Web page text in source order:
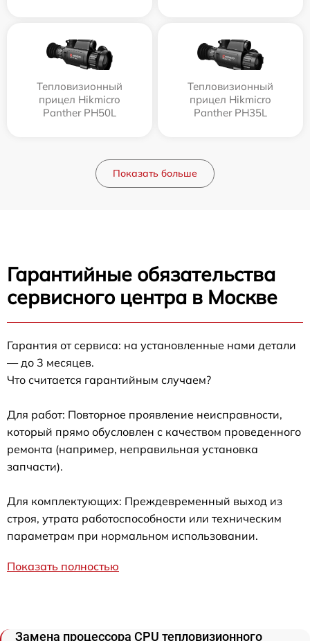
Тепловизионный
прицел Hikmicro
Panther PH50L
Тепловизионный
прицел Hikmicro
Panther PH35L
Показать больше
Гарантийные обязательства
сервисного центра в Москве
Гарантия от сервиса: на установленные нами детали
— до 3 месяцев.
Что считается гарантийным случаем?
Для работ: Повторное проявление неисправности,
который прямо обусловлен с качеством проведенного
ремонта (например, неправильная установка
запчасти).
Для комплектующих: Преждевременный выход из
строя, утрата работоспособности или техническим
параметрам при нормальном использовании.
Показать полностью
Замена процессора CPU тепловизионного